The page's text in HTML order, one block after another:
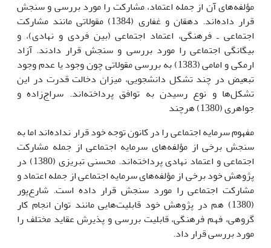
مؤلفه‌های آن از جمله اعتماد، مشارکت را مورد بررسی و سنجش
قرار داده‌اند. دهقان و غفاری (1384) مقولاتی مانند مشارکت
اجتماعی ـ فرهنگی، اعتماد اجتماعی (بین فردی و نهادی)، و
بیگانگی اجتماعی را مورد بررسی و سنجش قرار دادند. آزاد
ارمکی و امامی (1383) به بررسی مقولاتی چون وجود یا عدم وجود
تبعیض در چند تشکل دانشجویی، میزان دخالت قدرت در این
تشکل‌ها و نوع رسیدن به توافق پرداخته‌اند. سراج‌زاده و
جواهری (1380) هرچند
مفهوم سرمایه اجتماعی را در کانون توجه خود قرار نداده‌اند اما به
سنجش برخی از مؤلفه‌های سرمایه اجتماعی از جمله مشارکت
اجتماعی و اعتماد نهادی پرداخته‌اند. محسنی تبریزی (1380) در
پژوهش خود برخی از مؤلفه‌های سرمایه اجتماعی از جمله اعتماد و
مشارکت اجتماعی را مورد سنجش قرار داده است. شارع‌پور
(1380) هم در پژوهش خود قابلیت‌هایی مانند توان انجام کار
گروهی، فهم فرهنگی، قابلیت بررسی و پذیرش عقاید مختلف را
مورد بررسی قرار داد.